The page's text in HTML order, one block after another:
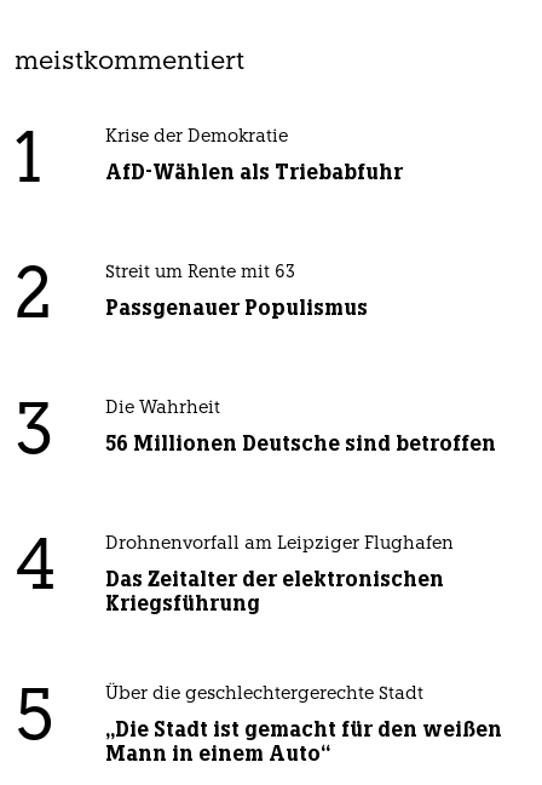
meistkommentiert
1 Krise der Demokratie
AfD-Wählen als Triebabfuhr
2 Streit um Rente mit 63
Passgenauer Populismus
3 Die Wahrheit
56 Millionen Deutsche sind betroffen
4 Drohnenvorfall am Leipziger Flughafen
Das Zeitalter der elektronischen
Kriegsführung
5 Über die geschlechtergerechte Stadt
„Die Stadt ist gemacht für den weißen
Mann in einem Auto“